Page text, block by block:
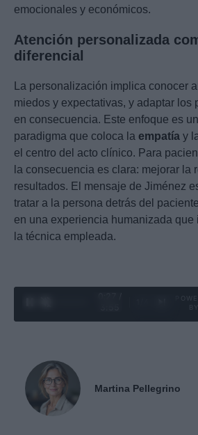
emocionales y económicos.
Atención personalizada
diferencial
La personalización implica conocer
miedos y expectativas, y adaptar los
en consecuencia. Este enfoque es
paradigma que coloca la empatía y
el centro del acto clínico. Para
la consecuencia es clara: mejorar la
resultados. El mensaje de Jiménez
tratar a la persona detrás del
en una experiencia humanizada que
la técnica empleada.
Martina Pellegrino